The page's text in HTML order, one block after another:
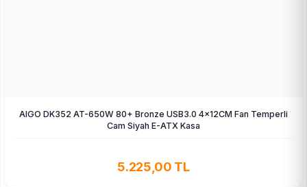
AIGO DK352 AT-650W 80+ Bronze USB3.0 4×12CM Fan Temperli
Cam Siyah E-ATX Kasa
5.225,00 TL